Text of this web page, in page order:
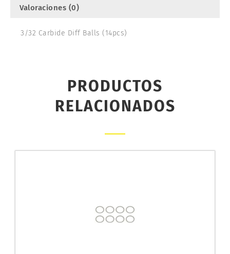
Valoraciones (0)
3/32 Carbide Diff Balls (14pcs)
PRODUCTOS
RELACIONADOS